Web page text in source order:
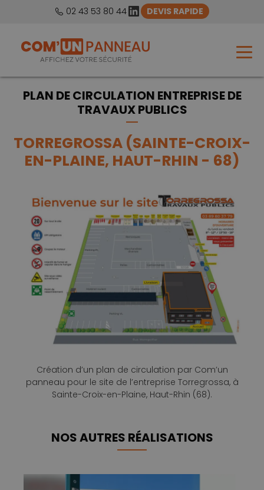
02 43 53 80 44LinkedIn
DEVIS RAPIDE
PLAN DE CIRCULATION ENTREPRISE DE
TRAVAUX PUBLICS
TORREGROSSA (SAINTE-CROIX-
EN-PLAINE, HAUT-RHIN - 68)
Création d’un plan de circulation par Com’un
panneau pour le site de l’entreprise Torregrossa, à
Sainte-Croix-en-Plaine, Haut-Rhin (68).
NOS AUTRES RÉALISATIONS